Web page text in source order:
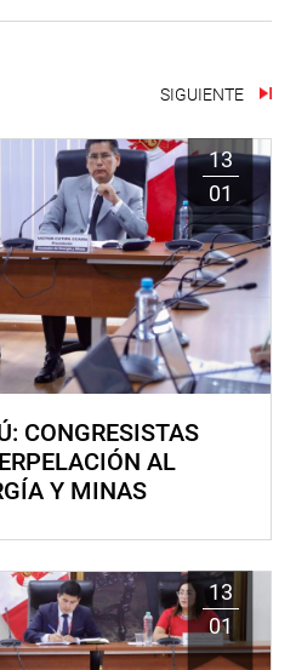
SIGUIENTE
13
01
CONGRESISTAS
AL
Y MINAS
13
01